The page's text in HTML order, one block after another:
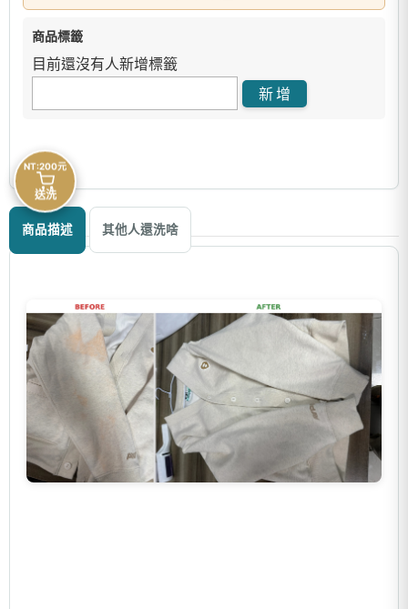
商品標籤
目前還沒有人新增標籤
商品描述 其他人還洗啥
NT:200元
送洗